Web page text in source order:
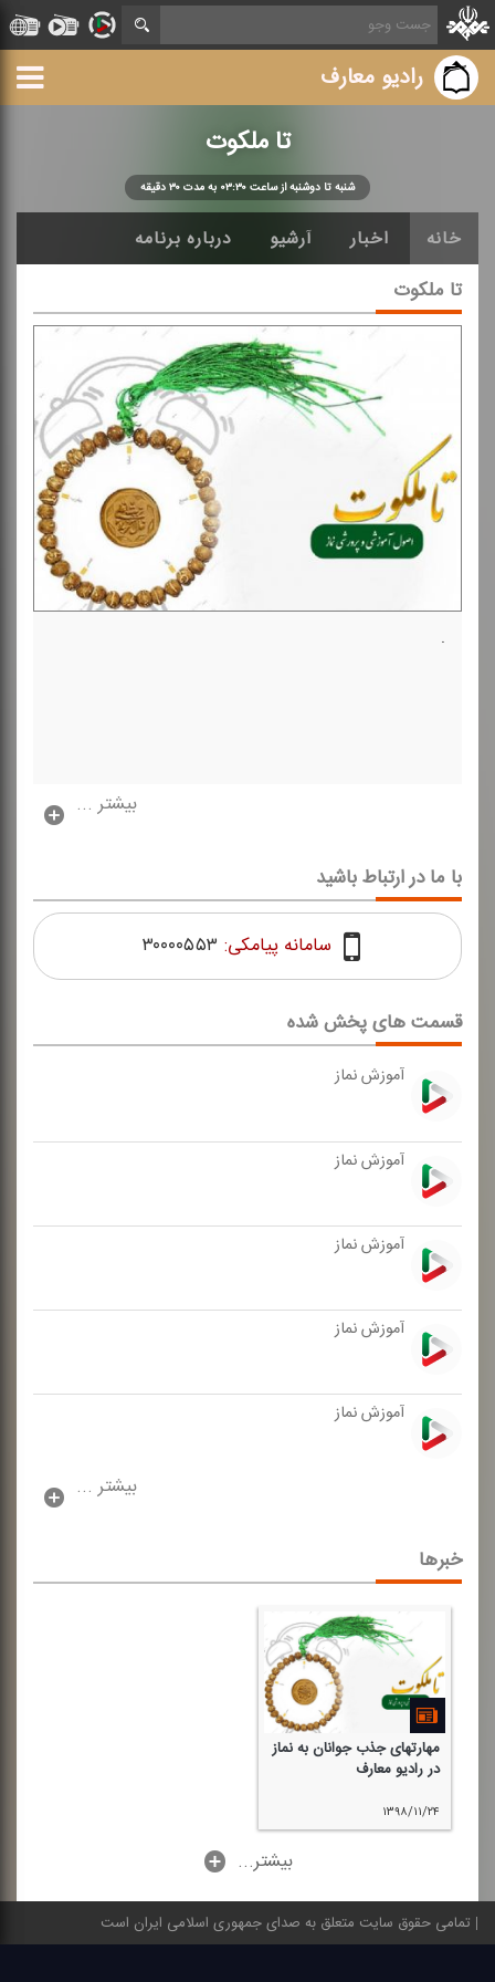
رادیو معارف
تا ملكوت
شنبه تا دوشنبه از ساعت ۰۳:۳۰ به مدت ۳۰ دقیقه
خانه اخبار آرشیو درباره برنامه
تا ملكوت
.
بیشتر ...
قسمت های پخش شده
آموزش نماز
آموزش نماز
آموزش نماز
آموزش نماز
آموزش نماز
بیشتر ...
با ما در ارتباط باشید
سامانه پیامکی: ۳۰۰۰۰۵۵۳
خبرها
مهارتهای جذب جوانان به نماز
در رادیو معارف
۱۳۹۸/۱۱/۲۴
...بیشتر
تمامی حقوق سایت متعلق به صدای جمهوری اسلامی ایران است